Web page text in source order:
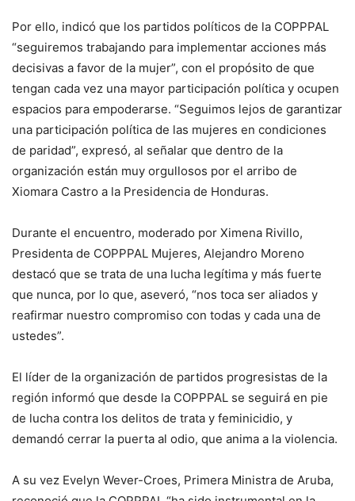
Por ello, indicó que los partidos políticos de la COPPPAL
“seguiremos trabajando para implementar acciones más
decisivas a favor de la mujer”, con el propósito de que
tengan cada vez una mayor participación política y ocupen
espacios para empoderarse. “Seguimos lejos de garantizar
una participación política de las mujeres en condiciones
de paridad”, expresó, al señalar que dentro de la
organización están muy orgullosos por el arribo de
Xiomara Castro a la Presidencia de Honduras.
Durante el encuentro, moderado por Ximena Rivillo,
Presidenta de COPPPAL Mujeres, Alejandro Moreno
destacó que se trata de una lucha legítima y más fuerte
que nunca, por lo que, aseveró, “nos toca ser aliados y
reafirmar nuestro compromiso con todas y cada una de
ustedes”.
El líder de la organización de partidos progresistas de la
región informó que desde la COPPPAL se seguirá en pie
de lucha contra los delitos de trata y feminicidio, y
demandó cerrar la puerta al odio, que anima a la violencia.
A su vez Evelyn Wever-Croes, Primera Ministra de Aruba,